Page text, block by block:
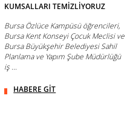
KUMSALLARI TEMİZLİYORUZ
Bursa Özlüce Kampüsü öğrencileri,
Bursa Kent Konseyi Çocuk Meclisi ve
Bursa Büyükşehir Belediyesi Sahil
Planlama ve Yapım Şube Müdürlüğü
iş ...
HABERE GİT